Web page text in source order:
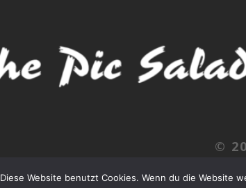
©
Diese Website benutzt Cookies. Wenn du die Website